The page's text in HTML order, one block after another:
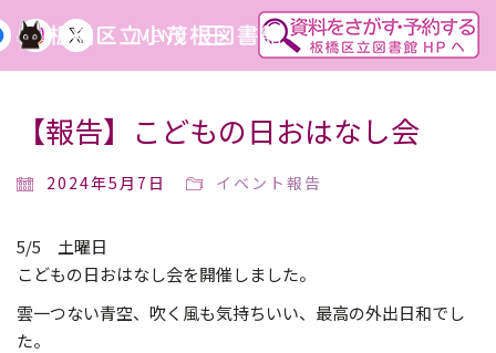
MENU
【報告】こどもの日おはなし会
2024年5月7日 イベント報告
5/5 土曜日
こどもの日おはなし会を開催しました。
雲一つない青空、吹く風も気持ちいい、最高の外出日和でし
た。